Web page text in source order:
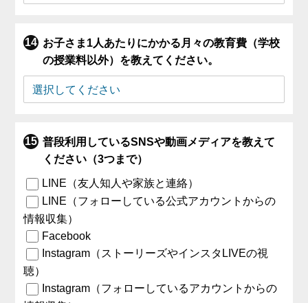
お子さま1人あたりにかかる月々の教育費（学校
の授業料以外）を教えてください。
普段利用しているSNSや動画メディアを教えて
ください（3つまで）
LINE（友人知人や家族と連絡）
LINE（フォローしている公式アカウントからの
情報収集）
Facebook
Instagram（ストーリーズやインスタLIVEの視
聴）
Instagram（フォローしているアカウントからの